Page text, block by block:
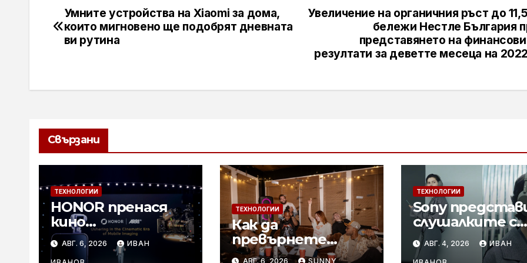
Навигация
Увеличение на органичния ръст до
бележи Нестле България
представянето на
резултати за деветте месеца на
Умните устройства на Xiaomi за дома,
които мигновено ще подобрят дневната
ви рутина
Свързани
ТЕХНОЛОГИИ
HONOR пренася
кино
технологиите на
ARRI в мобилното
АВГ. 6, 2026 ИВАН
ТЕХНОЛОГИИ
Как да
превърнете
летните
АВГ. 6, 2026 SUNNY
ТЕХНОЛОГИИ
Sony
слушалките с
шумопотискане
WH-1000XM6 в
АВГ. 4, 2026 ИВАН